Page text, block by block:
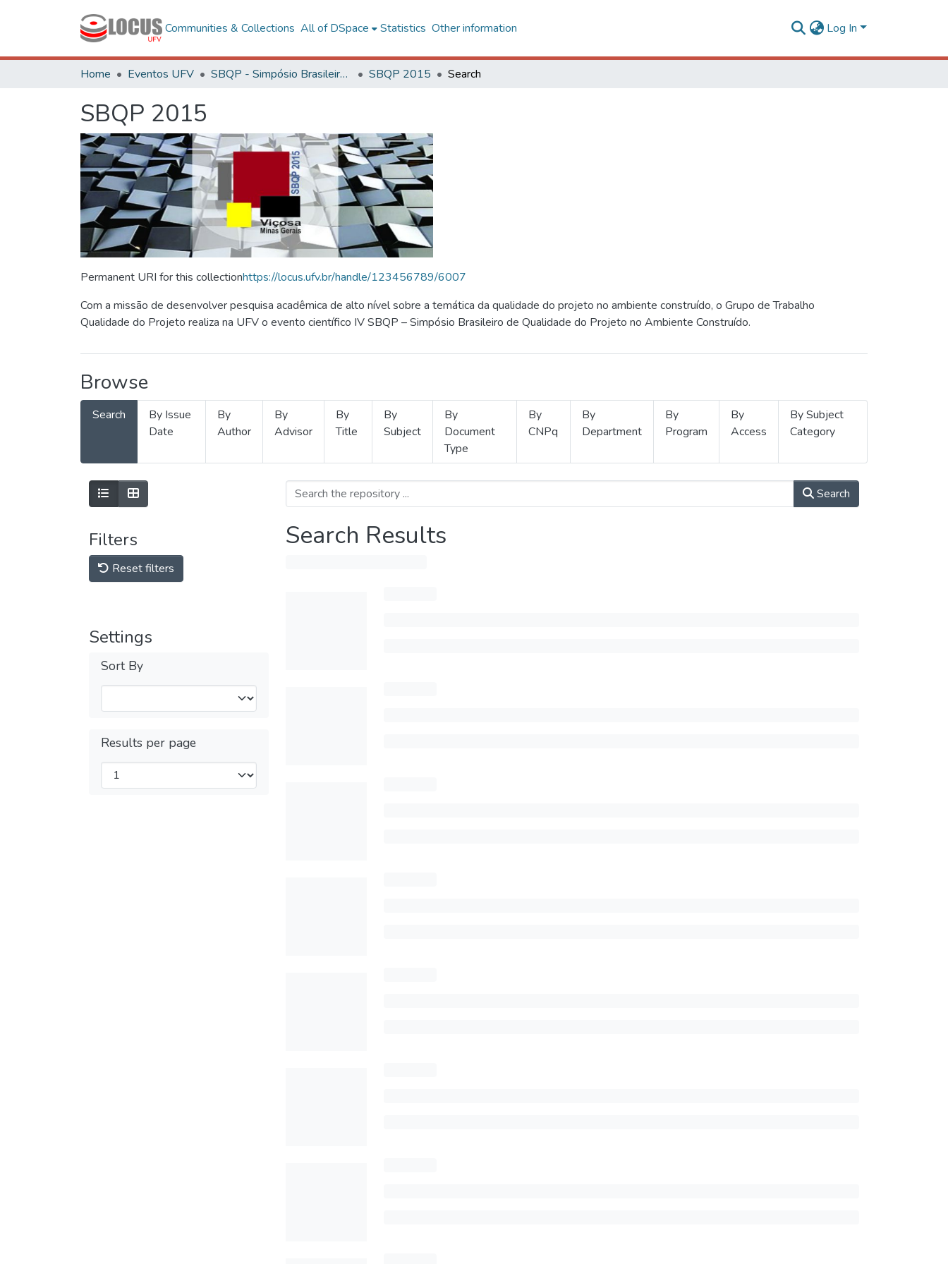
Communities & Collections All of DSpace Statistics Other information Log In
Home Eventos UFV SBQP - Simpósio Brasileiro de Qualidade do Projeto no Ambiente Construído SBQP 2015 Search
SBQP 2015
Permanent URI for this collectionhttps://locus.ufv.br/handle/123456789/6007
Com a missão de desenvolver pesquisa acadêmica de alto nível sobre a temática da qualidade do projeto no ambiente construído, o Grupo de Trabalho
Qualidade do Projeto realiza na UFV o evento científico IV SBQP – Simpósio Brasileiro de Qualidade do Projeto no Ambiente Construído.
Browse
Search
By Issue
Date
By
Author
By
Advisor
By
Title
By
Subject
By
Document
Type
By
CNPq
By
Department
By
Program
By
Access
By Subject
Category
Filters
Reset filters
Settings
Sort By
Results per page
Search
Search Results